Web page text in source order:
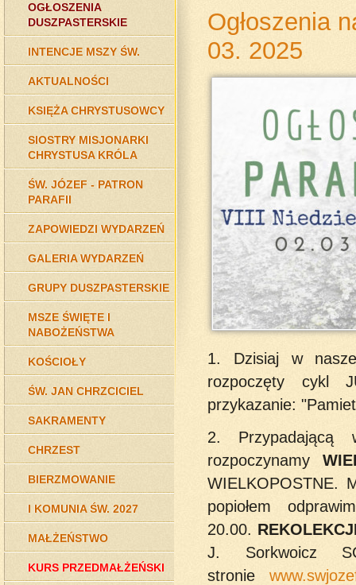
OGŁOSZENIA
DUSZPASTERSKIE
INTENCJE MSZY ŚW.
AKTUALNOŚCI
KSIĘŻA CHRYSTUSOWCY
SIOSTRY MISJONARKI
CHRYSTUSA KRÓLA
ŚW. JÓZEF - PATRON
PARAFII
ZAPOWIEDZI WYDARZEŃ
GALERIA WYDARZEŃ
GRUPY DUSZPASTERSKIE
MSZE ŚWIĘTE I
NABOŻEŃSTWA
KOŚCIOŁY
ŚW. JAN CHRZCICIEL
SAKRAMENTY
CHRZEST
BIERZMOWANIE
I KOMUNIA ŚW. 2027
MAŁŻEŃSTWO
KURS PRZEDMAŁŻEŃSKI
Ogłoszenia
03. 2025
1. Dzisiaj w
rozpoczęty cykl
przykazanie:
2.
rozpoczynamy
WIELKOPOSTNE.
popiołem
20.00.
J. Sorkwoicz
stronie